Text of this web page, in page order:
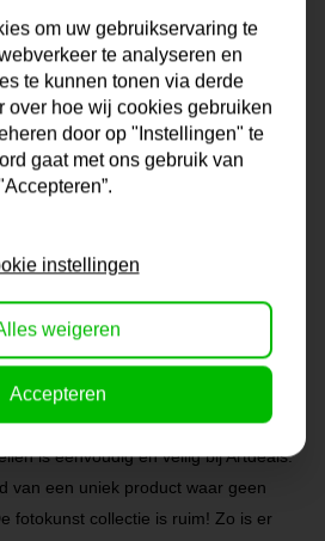
waar je jarenlang van kunt
of kwaliteitsverlies.
met onze "Kleurrijke Dame"
van de schoonheid van A.I.-
zijn levendige kleuren en moderne
kunnen enigszins afwijken
te zijn. Artdeals heeft een ruime
is eenvoudig en veilig bij Artdeals.
van een uniek product waar geen
fotokunst collectie is ruim! Zo is er
om uw gebruikservaring te
te analyseren en
te kunnen tonen via derde
over hoe wij cookies gebruiken
door op "Instellingen" te
gaat met ons gebruik van
instellingen
weigeren
Accepteren